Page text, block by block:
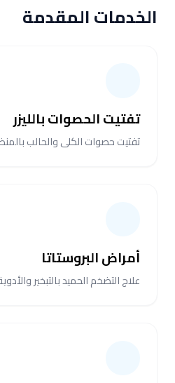
الخدمات المقدمة
تفتيت الحصوات بالليزر
تفتيت حصوات الكلى والحالب
أمراض البروستاتا
علاج التضخم الحميد بالتبخير